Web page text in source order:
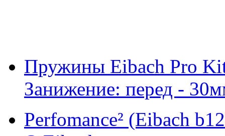
Пружины Eibach Pro
Занижение: перед -
Perfomance² (Eibach